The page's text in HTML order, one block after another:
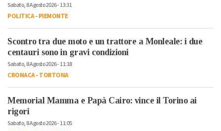
Sabato, 8 Agosto 2026 - 13:31
POLITICA-PIEMONTE
Scontro tra due moto e un trattore a Monleale: i due
centauri sono in gravi condizioni
Sabato, 8 Agosto 2026 - 11:18
CRONACA-TORTONA
Memorial Mamma e Papà Cairo: vince il Torino ai
rigori
Sabato, 8 Agosto 2026 - 11:05